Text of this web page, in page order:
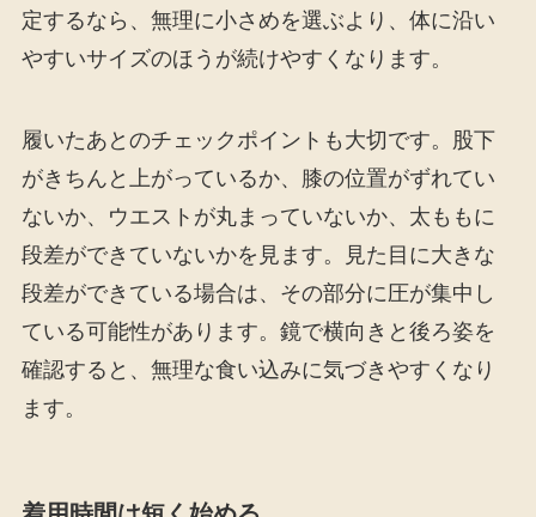
定するなら、無理に小さめを選ぶより、体に沿い
やすいサイズのほうが続けやすくなります。
履いたあとのチェックポイントも大切です。股下
がきちんと上がっているか、膝の位置がずれてい
ないか、ウエストが丸まっていないか、太ももに
段差ができていないかを見ます。見た目に大きな
段差ができている場合は、その部分に圧が集中し
ている可能性があります。鏡で横向きと後ろ姿を
確認すると、無理な食い込みに気づきやすくなり
ます。